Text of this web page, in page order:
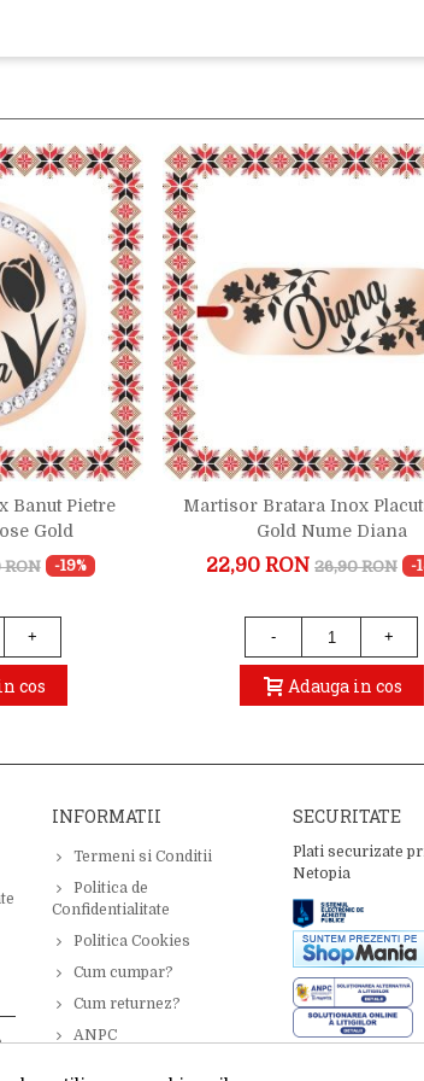
Banut Pietre
Gold
RON -19%
+
cos
Martisor Bratara Inox
Gold Nume Diana
22,90 RON 26,90 RON -
- +
Adauga in cos
–
INFORMATII
Termeni si Conditii
Politica de
Confidentialitate
Politica Cookies
Cum cumpar?
Cum returnez?
ANPC
SECURITATE
Plati securizate
Netopia